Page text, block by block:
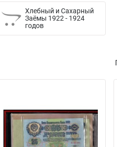
Хлебный и Сахарный
Заёмы 1922 - 1924
годов